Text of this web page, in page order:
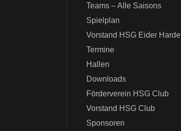
Teams – Alle Saisons
Spielplan
Vorstand HSG Eider Harde
Termine
Hallen
Downloads
Förderverein HSG Club
Vorstand HSG Club
Sponsoren